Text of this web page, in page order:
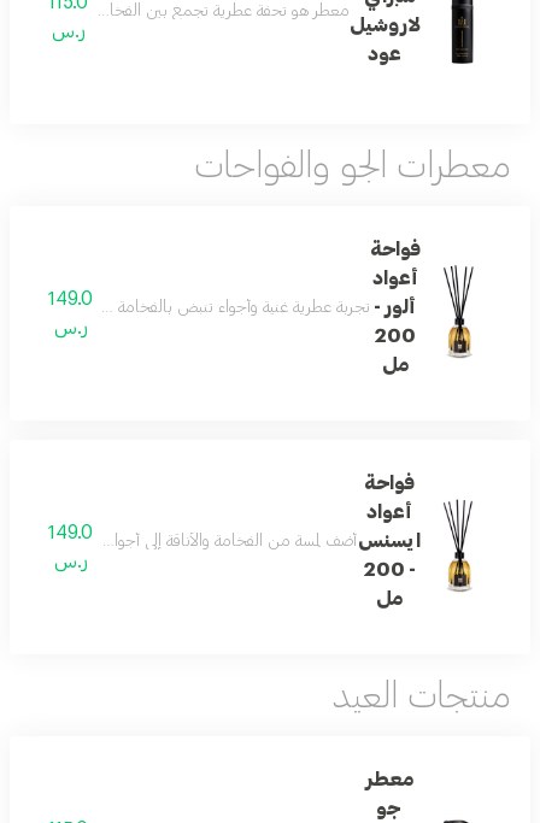
لاروشيل
عود
معطر هو تحفة عطرية تجمع بين الفخامة الشرقية والنفحات
ر.س
معطرات الجو والفواحات
فواحة
أعواد
ألور -
200
مل
تجربة عطرية غنية وأجواء تنبض بالفخامة مع فواحة الأعواد
149.0
ر.س
فواحة
أعواد
ايسنس
- 200
مل
أضف لمسة من الفخامة والأناقة إلى أجوائك مع فواحة
149.0
ر.س
منتجات العيد
معطر
جو